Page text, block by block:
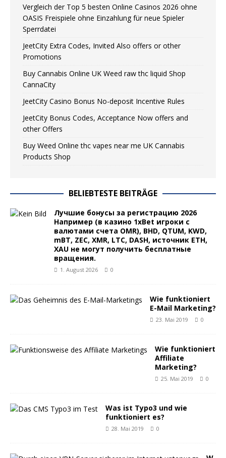
Vergleich der Top 5 besten Online Casinos 2026 ohne
OASIS Freispiele ohne Einzahlung für neue Spieler
Sperrdatei
JeetCity Extra Codes, Invited Also offers or other
Promotions
Buy Cannabis Online UK Weed raw thc liquid Shop
CannaCity
JeetCity Casino Bonus No-deposit Incentive Rules
JeetCity Bonus Codes, Acceptance Now offers and
other Offers
Buy Weed Online thc vapes near me UK Сannabis
Products Shop
BELIEBTESTE BEITRÄGE
Лучшие бонусы за регистрацию 2026
Например (в казино 1xBet игроки с
валютами счета OMR), BHD, QTUM, KWD,
mBT, ZEC, XMR, LTC, DASH, источник ETH,
XAU не могут получить бесплатные
вращения.
1. August 2026 0
Wie funktioniert
E-Mail Marketing?
23. Mai 2019 0
Wie funktioniert
Affiliate
Marketing?
25. Mai 2019 0
Was ist Typo3 und wie
funktioniert es?
28. Mai 2019 0